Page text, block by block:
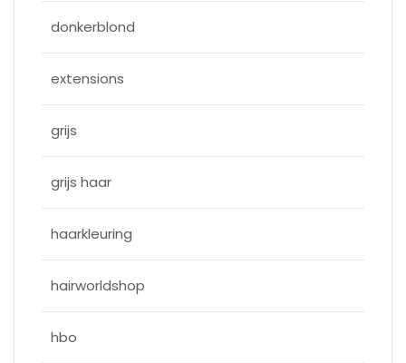
donkerblond
extensions
grijs
grijs haar
haarkleuring
hairworldshop
hbo